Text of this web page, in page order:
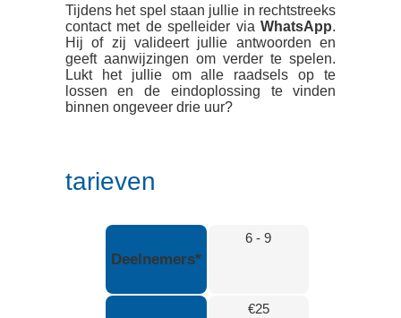
Tijdens het spel staan jullie in rechtstreeks
contact met de spelleider viaWhatsApp.
Hij of zij valideert jullie antwoorden en
geeft aanwijzingen om verder te spelen.
Lukt het jullie om alle raadsels op te
lossen en de eindoplossing te vinden
binnen ongeveer drie uur?
tarieven
Deelnemers*
6 - 9
€25